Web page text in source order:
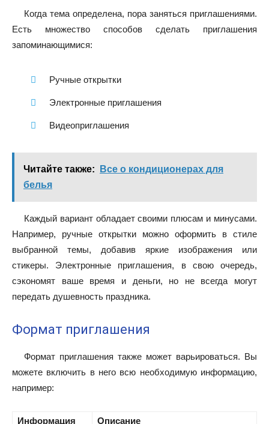
Когда тема определена, пора заняться приглашениями.
Есть множество способов сделать приглашения
запоминающимися:
Ручные открытки
Электронные приглашения
Видеоприглашения
Читайте также:
Все о кондиционерах для
белья
Каждый вариант обладает своими плюсам и минусами.
Например, ручные открытки можно оформить в стиле
выбранной темы, добавив яркие изображения или
стикеры. Электронные приглашения, в свою очередь,
сэкономят ваше время и деньги, но не всегда могут
передать душевность праздника.
Формат приглашения
Формат приглашения также может варьироваться. Вы
можете включить в него всю необходимую информацию,
например:
Информация Описание